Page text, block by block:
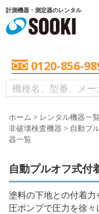
計測機器・測定器のレンタル
0120-856-
ホーム > レンタル機器一覧
非破壊検査機器 > 自動プ
器一覧
自動プルオフ式付
塗料の下地との付着
圧ポンプで圧力を徐